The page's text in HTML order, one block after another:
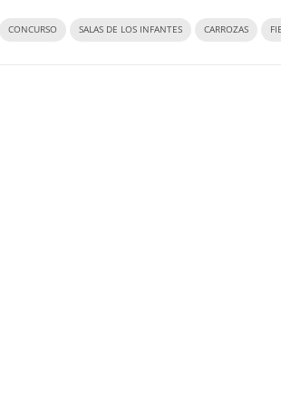
CONCURSO SALAS DE LOS INFANTES CARROZAS